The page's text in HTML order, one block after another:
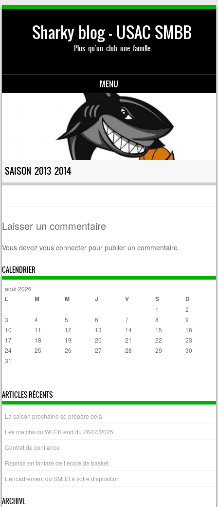
Sharky blog – USAC SMBB
Plus qu'un club une famille
MENU
SAISON 2013 2014
Laisser un commentaire
Vous devezvous connecter pour publier un commentaire.
CALENDRIER
août 2026
L M M J V S D
1
2
3
4 5 6 7 8
9
10
11 12 13 14 15
16
17
18 19 20 21 22
23
24
25 26 27 28 29
30
31
ARTICLES RÉCENTS
La saison prochaine se prépare déjà
Les matchs du WEEK end du 26/04/2025
Contrat de confiance
Reprise en fanfare de l’école de basket
L’encadrement du SMBB à votre disposition
ARCHIVE